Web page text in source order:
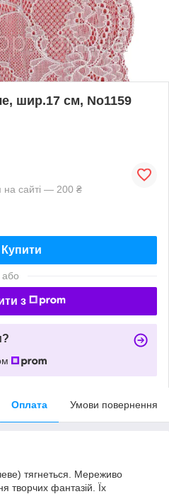
шир.17 см, No1159
на сайті — 200 ₴
Купити
або
з
Оплата Умови повернення
тягнеться. Мереживо
творчих фантазій. Їх